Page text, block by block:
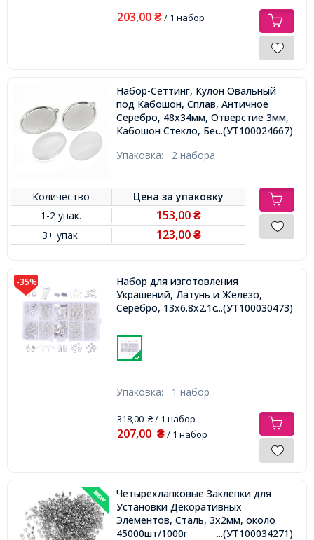
203,00 ₴/ 1 набор
Набор-Сеттинг, Кулон Овальный
под Кабошон, Сплав, Античное
Серебро, 48х34мм, Отверстие 3мм,
Кабошон Стекло, Бесцветный,
...(УТ100024667)
Упаковка: 2 набора
Количество Цена заупаковку
1-2 упак.
153,00 ₴
3+ упак. 123,00 ₴
-35%
Набор для изготовления
Украшений, Латунь и Железо,
Серебро, 13х6.8х2.1см,...(УТ100030473)
Упаковка: 1 набор
318,00₴/ 1 набор
207,00 ₴/ 1 набор
Четырехлапковые Заклепки для
Установки Декоративных
Элементов, Сталь, 3х2мм, около
45000шт/1000г
...(УТ100034271)